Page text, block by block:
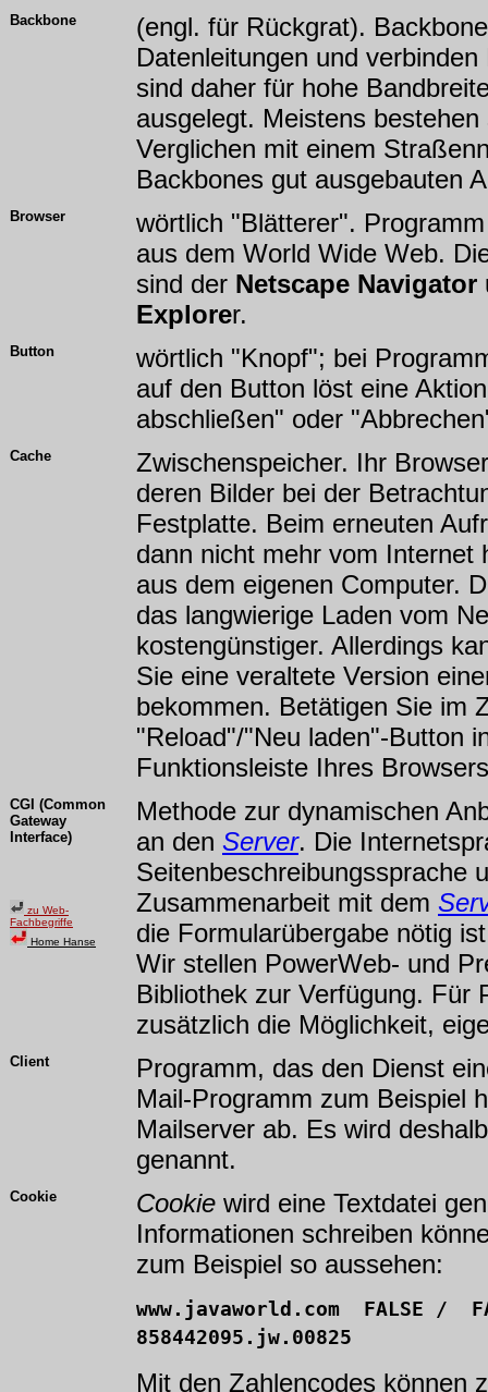
Backbone
(engl. für Rückgrat).
Datenleitungen und
sind daher für hohe
ausgelegt. Meistens
Verglichen mit einem
Backbones gut ausgebauten
Browser
wörtlich "Blätterer".
aus dem World Wide Web.
sind der Netscape Navigator
Explorer.
Button
wörtlich "Knopf"; bei
auf den Button löst eine
abschließen" oder
Cache
Zwischenspeicher. Ihr
deren Bilder bei der
Festplatte. Beim erneuten
dann nicht mehr vom Internet
aus dem eigenen Computer.
das langwierige Laden vom
kostengünstiger. Allerdings
Sie eine veraltete Version
bekommen. Betätigen Sie im
"Reload"/"Neu laden"-Button
Funktionsleiste Ihres
CGI (Common
Gateway
Interface)
zu Web-
Fachbegriffe
Home Hanse
Methode zur dynamischen
an den Server. Die
Seitenbeschreibungssprache
Zusammenarbeit mit dem
die Formularübergabe nötig
Wir stellen PowerWeb- und
Bibliothek zur Verfügung. Für
zusätzlich die Möglichkeit,
Client
Programm, das den Dienst
Mail-Programm zum Beispiel
Mailserver ab. Es wird
genannt.
Cookie Cookie wird eine Textdatei
Informationen schreiben
zum Beispiel so aussehen:
www.javaworld.com FALSE /
858442095.jw.00825
Mit den Zahlencodes können